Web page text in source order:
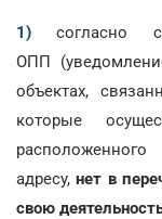
1)
ОПП
объектах,
которые
адресу,нет в
свою